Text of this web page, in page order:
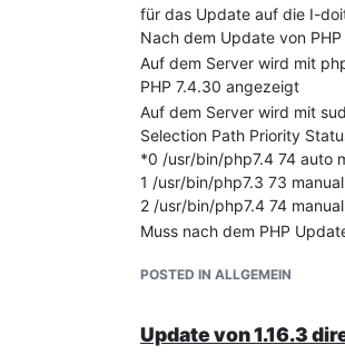
für das Update auf die I-
Nach dem Update von
Auf dem Server wird mit
PHP 7.4.30 angezeigt
Auf dem Server wird mit
Selection Path Priority
*0 /usr/bin/php7.4 74 auto
1 /usr/bin/php7.3 73
2 /usr/bin/php7.4 74
Muss nach dem PHP
scout71
POSTED IN ALLGEMEIN
Update von 1.16.3